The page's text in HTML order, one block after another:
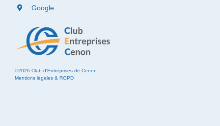
©2026 Club d'Entreprises de Cenon
Mentions légales & RGPD
Google